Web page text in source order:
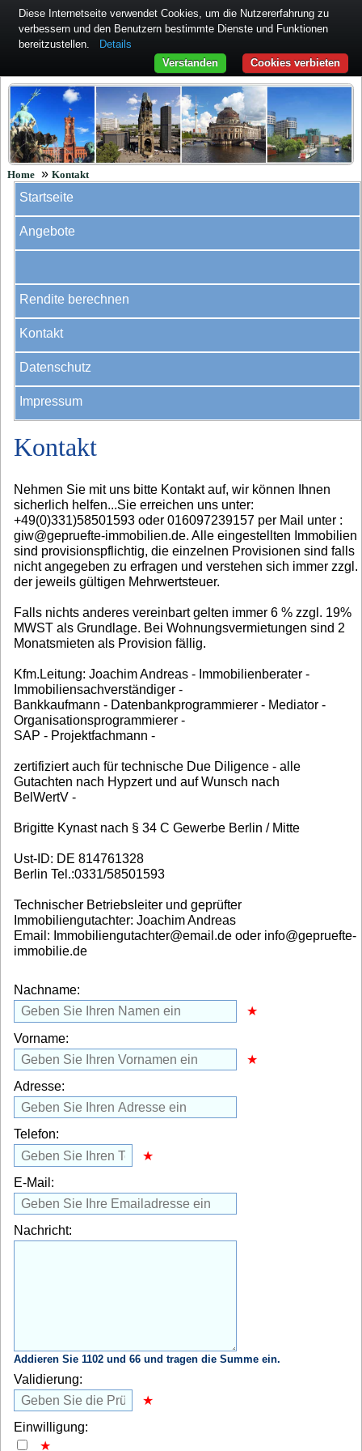
Home » Kontakt
Startseite
Angebote
Rendite berechnen
Kontakt
Datenschutz
Impressum
Kontakt
Nehmen Sie mit uns bitte Kontakt auf, wir können Ihnen
sicherlich helfen...Sie erreichen uns unter:
+49(0)331)58501593 oder 016097239157 per Mail unter :
giw@gepruefte-immobilien.de. Alle eingestellten Immobilien
sind provisionspflichtig, die einzelnen Provisionen sind falls
nicht angegeben zu erfragen und verstehen sich immer zzgl.
der jeweils gültigen Mehrwertsteuer.
Falls nichts anderes vereinbart gelten immer 6 % zzgl. 19%
MWST als Grundlage. Bei Wohnungsvermietungen sind 2
Monatsmieten als Provision fällig.
Kfm.Leitung: Joachim Andreas - Immobilienberater -
Immobiliensachverständiger -
Bankkaufmann - Datenbankprogrammierer - Mediator -
Organisationsprogrammierer -
SAP - Projektfachmann -
zertifiziert auch für technische Due Diligence - alle
Gutachten nach Hypzert und auf Wunsch nach
BelWertV -
Brigitte Kynast nach § 34 C Gewerbe Berlin / Mitte
Ust-ID: DE 814761328
Berlin Tel.:0331/58501593
Technischer Betriebsleiter und geprüfter
Immobiliengutachter: Joachim Andreas
Email: Immobiliengutachter@email.de oder info@gepruefte-
immobilie.de
Nachname:
Vorname:
Adresse:
Telefon:
E-Mail:
Nachricht:
Addieren Sie 1102 und 66 und tragen die Summe ein.
Validierung:
Einwilligung:
Diese Internetseite verwendet Cookies, um die Nutzererfahrung zu
verbessern und den Benutzern bestimmte Dienste und Funktionen
bereitzustellen.
Details
Cookies verbieten
Verstanden